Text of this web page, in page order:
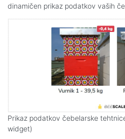
dinamičen prikaz podatkov vaših
Prikaz podatkov čebelarske
widget)